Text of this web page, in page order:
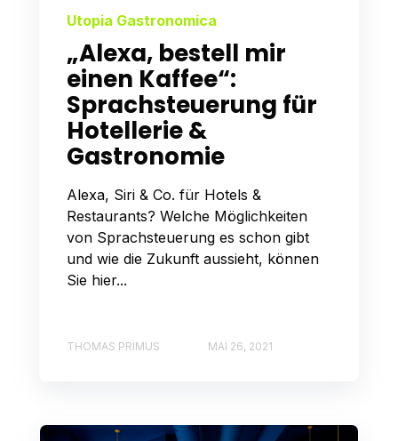
Utopia Gastronomica
„Alexa, bestell mir
einen Kaffee“:
Sprachsteuerung für
Hotellerie &
Gastronomie
Alexa, Siri & Co. für Hotels &
Restaurants? Welche Möglichkeiten
von Sprachsteuerung es schon gibt
und wie die Zukunft aussieht, können
Sie hier...
THOMAS PRIMUS MAI 26, 2021